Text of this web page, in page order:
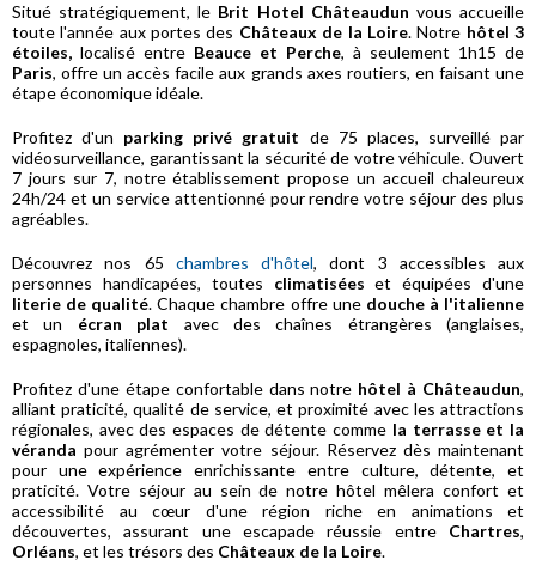
Situé stratégiquement, le Brit Hotel Châteaudun vous accueille
toute l'année aux portes des Châteaux de la Loire. Notre hôtel 3
étoiles, localisé entre Beauce et Perche, à seulement 1h15 de
Paris, offre un accès facile aux grands axes routiers, en faisant une
étape économique idéale.
Profitez d'un parking privé gratuit de 75 places, surveillé par
vidéosurveillance, garantissant la sécurité de votre véhicule. Ouvert
7 jours sur 7, notre établissement propose un accueil chaleureux
24h/24 et un service attentionné pour rendre votre séjour des plus
agréables.
Découvrez nos 65 chambres d'hôtel, dont 3 accessibles aux
personnes handicapées, toutes climatisées et équipées d'une
literie de qualité. Chaque chambre offre une douche à l'italienne
et un écran plat avec des chaînes étrangères (anglaises,
espagnoles, italiennes).
Profitez d'une étape confortable dans notre hôtel à Châteaudun,
alliant praticité, qualité de service, et proximité avec les attractions
régionales, avec des espaces de détente comme la terrasse et la
véranda pour agrémenter votre séjour. Réservez dès maintenant
pour une expérience enrichissante entre culture, détente, et
praticité. Votre séjour au sein de notre hôtel mêlera confort et
accessibilité au cœur d'une région riche en animations et
découvertes, assurant une escapade réussie entre Chartres,
Orléans, et les trésors des Châteaux de la Loire.